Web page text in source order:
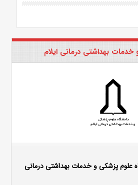
بهداشتی درمانی ایلام
علوم پزشکی و خدمات بهداشتی درمانی